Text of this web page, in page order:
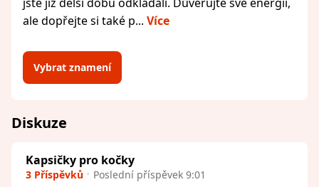
ale dopřejte si také p... Více
Vybrat znamení
Diskuze
Kapsičky pro kočky
3 Příspěvků Poslední příspěvek 9:01